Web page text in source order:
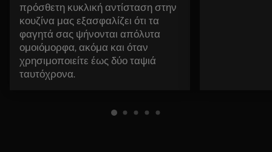
πρόσθετη κυκλική αντίσταση στην
κουζίνα μας εξασφαλίζει ότι τα
φαγητά σας ψήνονται απόλυτα
ομοιόμορφα, ακόμα και όταν
χρησιμοποιείτε έως δύο ταψιά
ταυτόχρονα.